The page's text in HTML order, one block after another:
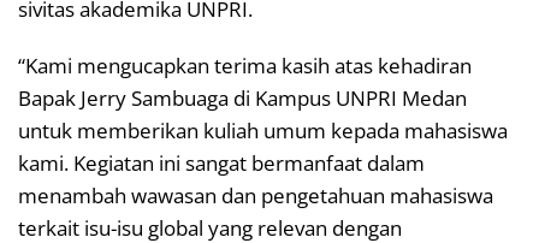
sivitas akademika UNPRI.
“Kami mengucapkan terima kasih atas kehadiran
Bapak Jerry Sambuaga di Kampus UNPRI Medan
untuk memberikan kuliah umum kepada mahasiswa
kami. Kegiatan ini sangat bermanfaat dalam
menambah wawasan dan pengetahuan mahasiswa
terkait isu-isu global yang relevan dengan